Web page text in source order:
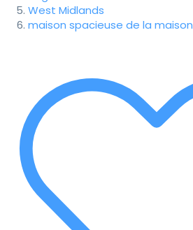
West Midlands
maison spacieuse de la maison